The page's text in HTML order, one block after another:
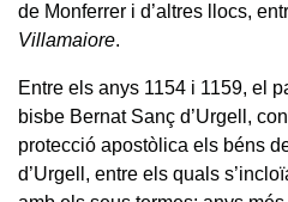
de Monferrer i d’altres llocs,
Villamaiore.
Entre els anys 1154 i 1159, el
bisbe Bernat Sanç d’Urgell,
protecció apostòlica els béns
d’Urgell, entre els quals